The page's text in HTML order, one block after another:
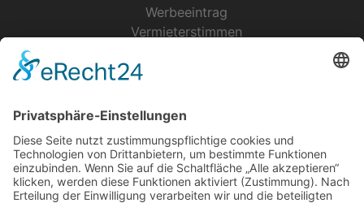
Werbeeintrag
Vermieterstimmen
Urlaubsservice
Bücher, Karten & CD's
Ihre Anreise
Wetter